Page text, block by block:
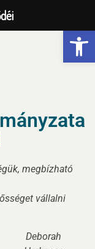
megbízható
vállalni
Deborah